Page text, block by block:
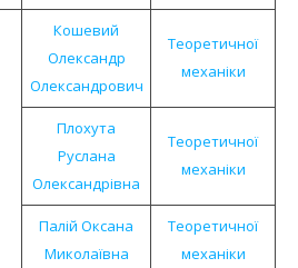
Кошевий
Олександр
Олександрович
Теоретичної
механіки
Плохута
Руслана
Олександрівна
Теоретичної
механіки
Палій Оксана
Миколаївна
Теоретичної
механіки